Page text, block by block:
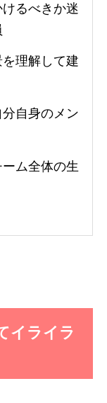
るべきか迷
理解して建
自身のメン
ム全体の生
イライラ